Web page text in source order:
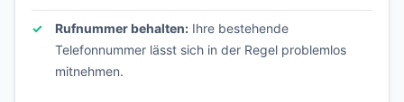
Rufnummer behalten: Ihre bestehende
Telefonnummer lässt sich in der Regel problemlos
mitnehmen.